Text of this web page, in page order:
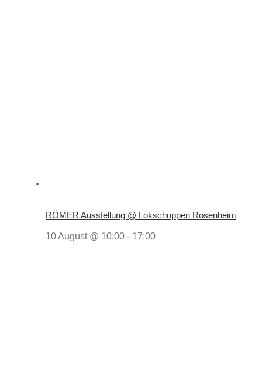
RÖMER Ausstellung @ Lokschuppen Rosenheim
10 August @ 10:00 - 17:00